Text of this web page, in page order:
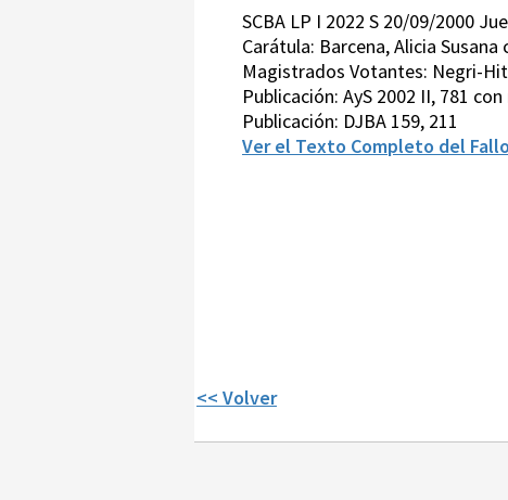
SCBA LP I 2022 S 20/09/2000
Carátula: Barcena, Alicia
Magistrados Votantes: Negri-
Publicación: AyS 2002 II, 781
Publicación: DJBA 159, 211
Ver el Texto Completo del Fallo
<< Volver